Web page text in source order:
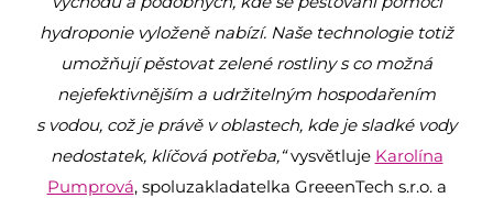
hydroponie vyloženě nabízí. Naše technologie totiž
umožňují pěstovat zelené rostliny s co možná
nejefektivnějším a udržitelným hospodařením
s vodou, což je právě v oblastech, kde je sladké vody
nedostatek, klíčová potřeba,“vysvětluje Karolína
Pumprová, spoluzakladatelka GreeenTech s.r.o. a